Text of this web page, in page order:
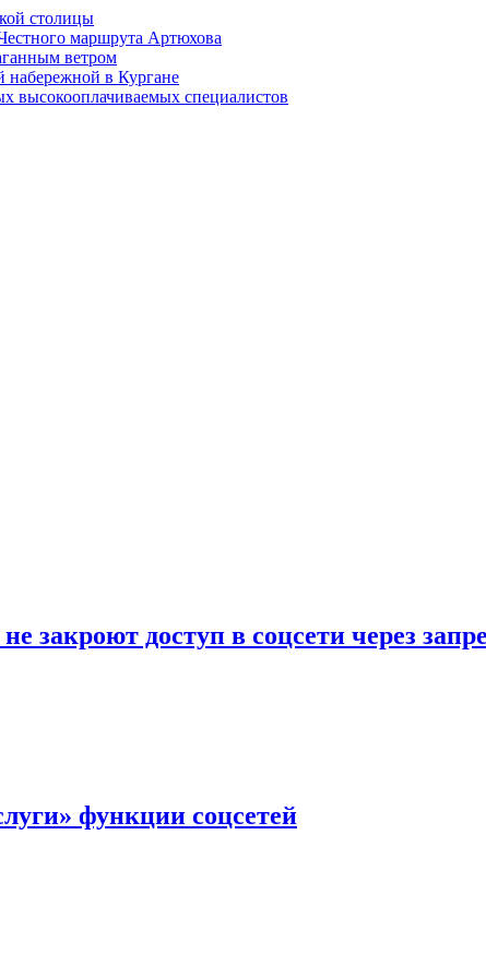
столицы
маршрута Артюхова
ветром
набережной в Кургане
высокооплачиваемых специалистов
закроют доступ в соцсети через
функции соцсетей